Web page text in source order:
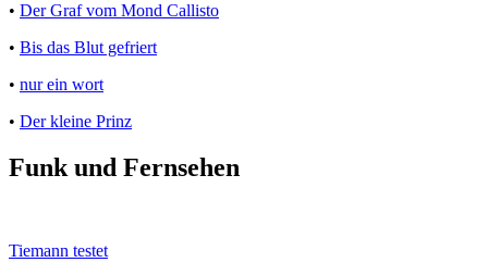
• Der Graf vom Mond Callisto
• Bis das Blut gefriert
• nur ein wort
• Der kleine Prinz
Funk und Fernsehen
Tiemann testet